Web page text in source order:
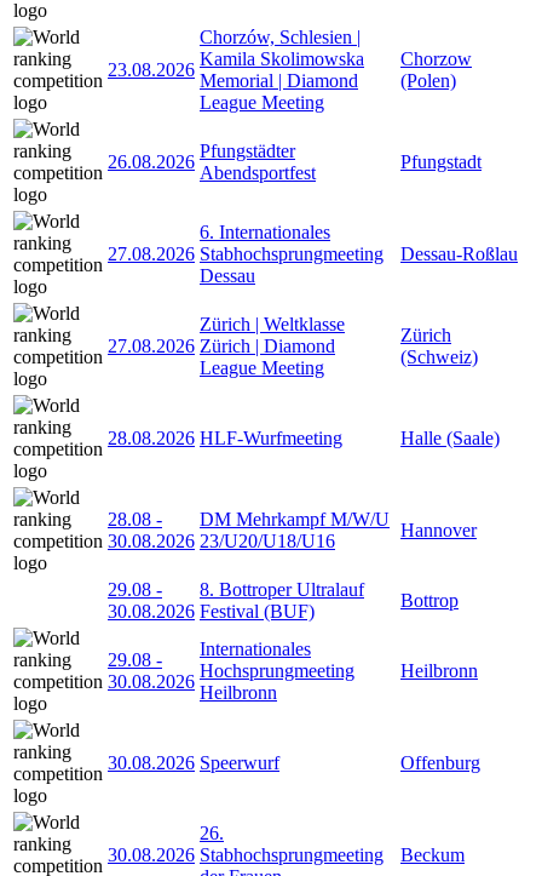
23.08.2026
Chorzów, Schlesien |
Kamila Skolimowska
Memorial | Diamond
League Meeting
Chorzow
(Polen)
26.08.2026
Pfungstädter
Abendsportfest
Pfungstadt
27.08.2026
6. Internationales
Stabhochsprungmeeting
Dessau
Dessau-Roßlau
27.08.2026
Zürich | Weltklasse
Zürich | Diamond
League Meeting
Zürich
(Schweiz)
28.08.2026 HLF-Wurfmeeting Halle (Saale)
28.08 -
30.08.2026
DM Mehrkampf M/W/U
23/U20/U18/U16
Hannover
29.08 -
30.08.2026
8. Bottroper Ultralauf
Festival (BUF)
Bottrop
29.08 -
30.08.2026
Internationales
Hochsprungmeeting
Heilbronn
Heilbronn
30.08.2026 Speerwurf Offenburg
30.08.2026
26.
Stabhochsprungmeeting
Beckum